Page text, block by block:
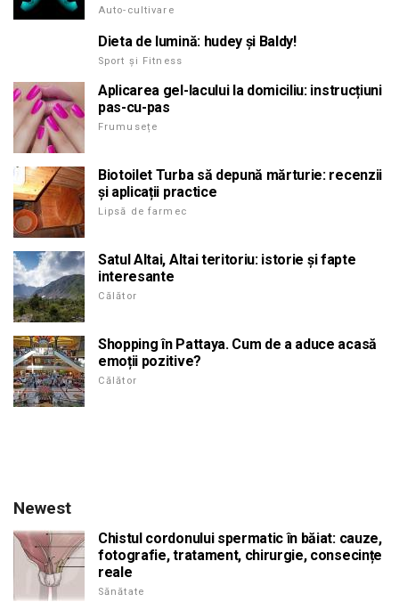
Auto-cultivare
Dieta de lumină: hudey și Baldy!
Sport și Fitness
Aplicarea gel-lacului la domiciliu: instrucțiuni
pas-cu-pas
Frumusețe
Biotoilet Turba să depună mărturie: recenzii
și aplicații practice
Lipsă de farmec
Satul Altai, Altai teritoriu: istorie și fapte
interesante
Călător
Shopping în Pattaya. Cum de a aduce acasă
emoții pozitive?
Călător
Newest
Chistul cordonului spermatic în băiat: cauze,
fotografie, tratament, chirurgie, consecințe
reale
Sănătate